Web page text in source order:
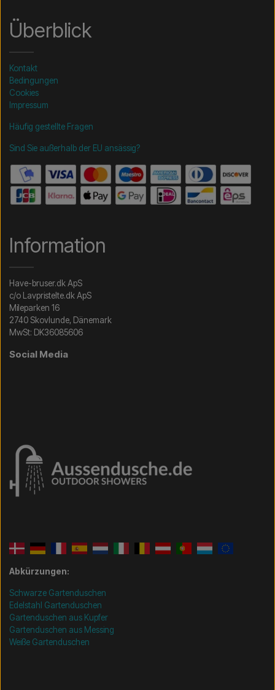
Überblick
Kontakt
Bedingungen
Cookies
Impressum
Häufig gestellte Fragen
Sind Sie außerhalb der EU ansässig?
Information
Have-bruser.dk ApS
c/o Lavpristelte.dk ApS
Mileparken 16
2740 Skovlunde, Dänemark
MwSt: DK36085606
Social Media
Abkürzungen:
Schwarze Gartenduschen
Edelstahl Gartenduschen
Gartenduschen aus Kupfer
Gartenduschen aus Messing
Weiße Gartenduschen